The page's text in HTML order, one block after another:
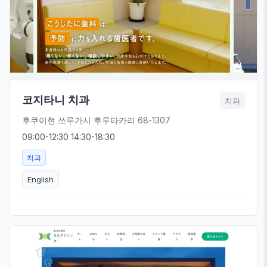
코지타니 치과 치과
후쿠이현 쓰루가시 후루타카리 68-1307
09:00-12:30 14:30-18:30
치과
English